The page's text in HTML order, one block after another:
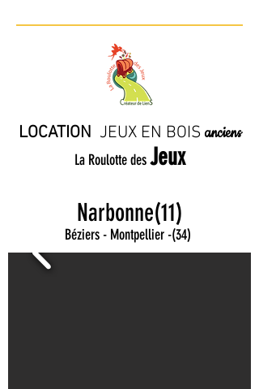
LOCATION JEUX EN BOIS anciens
La Roulotte des Jeux
Narbonne(11)
Béziers - Montpellier -(34)